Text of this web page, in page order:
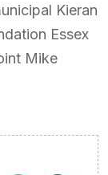
Kieran
Essex
Mike